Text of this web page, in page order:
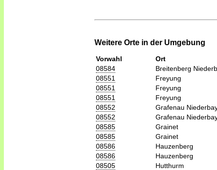
Weitere Orte in der Umgebung
Vorwahl
Ort
08584
Breitenberg
08551
Freyung
08551
Freyung
08551
Freyung
08552
Grafenau
08552
Grafenau
08585
Grainet
08585
Grainet
08586
Hauzenberg
08586
Hauzenberg
08505
Hutthurm